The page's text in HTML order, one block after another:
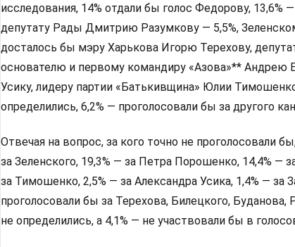
исследования, 14% отдали бы голос Федорову, 13,6%
депутату Рады Дмитрию Разумкову — 5,5%,
досталось бы мэру Харькова Игорю Терехову,
основателю и первому командиру «Азова»** Андрею
Усику, лидеру партии «Батькивщина» Юлии
определились, 6,2% — проголосовали бы за другого
Отвечая на вопрос, за кого точно не проголосовали
за Зеленского, 19,3% — за Петра Порошенко, 14,4% —
за Тимошенко, 2,5% — за Александра Усика, 1,4% — за
проголосовали бы за Терехова, Билецкого, Буданова,
не определились, а 4,1% — не участвовали бы в